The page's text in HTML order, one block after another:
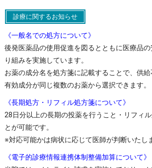
診療に関するお知らせ
《一般名での処方について》
後発医薬品の使用促進を図るとともに医療品
り組みを実施しています。
お薬の成分名を処方箋に記載することで、供
有効成分が同じ複数のお薬から選択できます。
《長期処方・リフィル処方箋について》
28日分以上の長期の投薬を行うこと・リフィ
とが可能です。
※対応可能かは病状に応じて医師が判断いたし
《電子的診療情報連携体制整備加算について》